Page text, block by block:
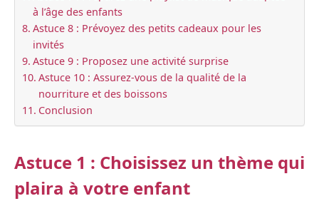
à l’âge des enfants
Astuce 8 : Prévoyez des petits cadeaux pour les
invités
Astuce 9 : Proposez une activité surprise
Astuce 10 : Assurez-vous de la qualité de la
nourriture et des boissons
Conclusion
Astuce 1 : Choisissez un thème qui
plaira à votre enfant